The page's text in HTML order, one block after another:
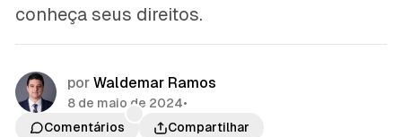
conheça seus direitos.
por Waldemar Ramos
8 de maio de 2024•
Comentários
Compartilhar